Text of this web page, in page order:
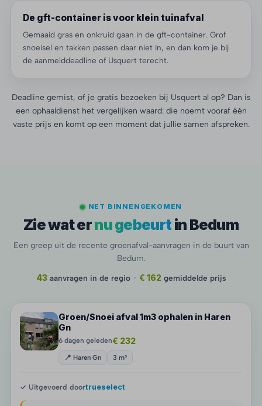
De gft-container is voor klein tuinafval
Gemaaid gras en onkruid gaan in de gft-container. Grof
snoeisel en takken passen daar niet in, en dan kom je bij
de aanmelddeadline of Usquert terecht.
Deadline gemist, of je gratis bezoeken bij Usquert al op? Dan is
een ophaaldienst het vergelijken waard: die noemt vooraf één
vaste prijs en komt op een moment dat jullie samen afspreken.
NET BINNENGEKOMEN
Zie wat ernu gebeurt in Bedum
Een greep uit de recente groenafval-aanvragen in de buurt van
Bedum.
43aanvragen in de regio · € 162 gemiddelde prijs
Groen/Snoei afval 1m3 ophalen in Haren
Gn
6 dagen geleden€ 232
📍 Haren Gn 3 m³
✓ Uitgevoerd doortrueselect